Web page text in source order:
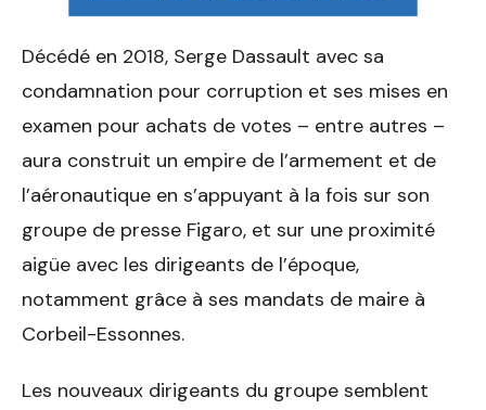
Décédé en 2018, Serge Dassault avec sa
condamnation pour corruption et ses mises en
examen pour achats de votes – entre autres –
aura construit un empire de l’armement et de
l’aéronautique en s’appuyant à la fois sur son
groupe de presse Figaro, et sur une proximité
aigüe avec les dirigeants de l’époque,
notamment grâce à ses mandats de maire à
Corbeil-Essonnes.
Les nouveaux dirigeants du groupe semblent